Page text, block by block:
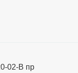
02-В пр